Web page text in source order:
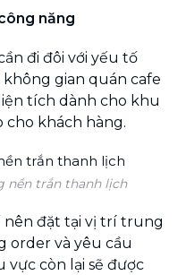
năng
đi đôi với yếu tố
gian quán cafe
tích dành cho khu
cho khách hàng.
nền trắn thanh lịch
nên đặt tại vị trí trung
order và yêu cầu
vực còn lại sẽ được